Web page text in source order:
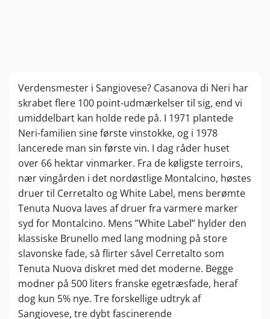
Verdensmester i Sangiovese? Casanova di Neri har
skrabet flere 100 point-udmærkelser til sig, end vi
umiddelbart kan holde rede på. I 1971 plantede
Neri-familien sine første vinstokke, og i 1978
lancerede man sin første vin. I dag råder huset
over 66 hektar vinmarker. Fra de køligste terroirs,
nær vingården i det nordøstlige Montalcino, høstes
druer til Cerretalto og White Label, mens berømte
Tenuta Nuova laves af druer fra varmere marker
syd for Montalcino. Mens ”White Label” hylder den
klassiske Brunello med lang modning på store
slavonske fade, så flirter såvel Cerretalto som
Tenuta Nuova diskret med det moderne. Begge
modner på 500 liters franske egetræsfade, heraf
dog kun 5% nye. Tre forskellige udtryk af
Sangiovese, tre dybt fascinerende